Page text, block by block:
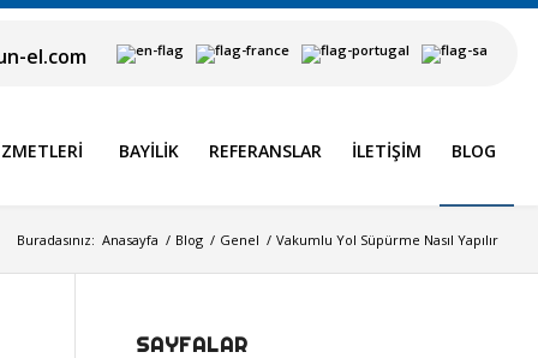
el.com
BAYILIK REFERANSLAR İLETIŞIM BLOG
Buradasınız: Anasayfa / Blog / Genel / Vakumlu Yol Süpürme Nasıl Yapılır
SAYFALAR